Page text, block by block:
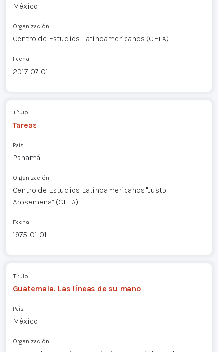
México
Organización
Centro de Estudios Latinoamericanos (CELA)
Fecha
2017-07-01
Título
Tareas
País
Panamá
Organización
Centro de Estudios Latinoamericanos "Justo
Arosemena” (CELA)
Fecha
1975-01-01
Título
Guatemala. Las líneas de su mano
País
México
Organización